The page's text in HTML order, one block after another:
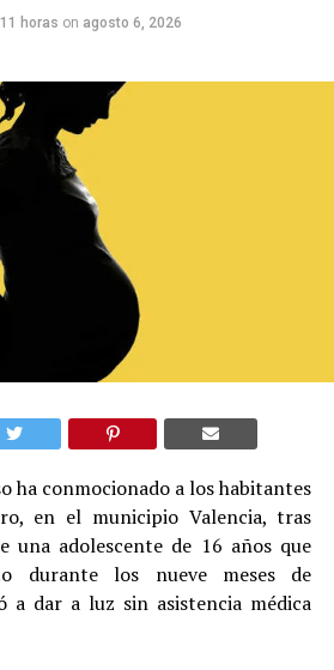
horas on agosto 6, 2026
ha conmocionado a los habitantes
en el municipio Valencia, tras
una adolescente de 16 años que
durante los nueve meses de
a dar a luz sin asistencia médica